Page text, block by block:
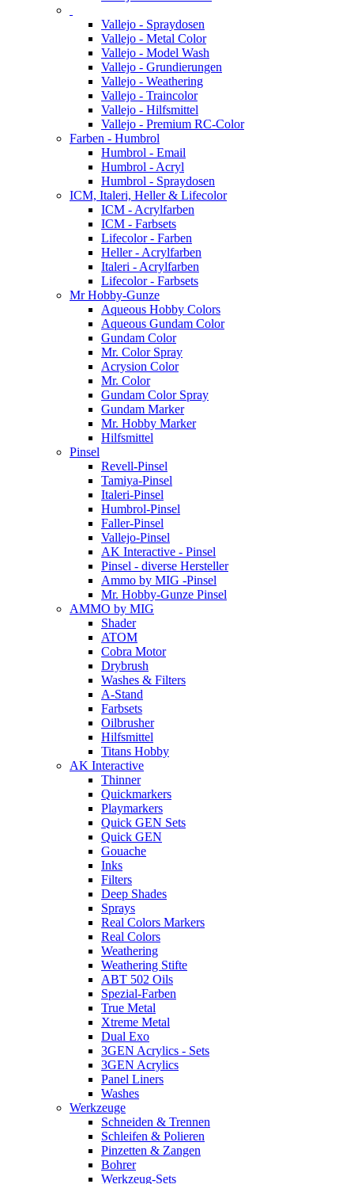
Vallejo - Spraydosen
Vallejo - Metal Color
Vallejo - Model Wash
Vallejo - Grundierungen
Vallejo - Weathering
Vallejo - Traincolor
Vallejo - Hilfsmittel
Vallejo - Premium RC-Color
Farben - Humbrol
Humbrol - Email
Humbrol - Acryl
Humbrol - Spraydosen
ICM, Italeri, Heller & Lifecolor
ICM - Acrylfarben
ICM - Farbsets
Lifecolor - Farben
Heller - Acrylfarben
Italeri - Acrylfarben
Lifecolor - Farbsets
Mr Hobby-Gunze
Aqueous Hobby Colors
Aqueous Gundam Color
Gundam Color
Mr. Color Spray
Acrysion Color
Mr. Color
Gundam Color Spray
Gundam Marker
Mr. Hobby Marker
Hilfsmittel
Pinsel
Revell-Pinsel
Tamiya-Pinsel
Italeri-Pinsel
Humbrol-Pinsel
Faller-Pinsel
Vallejo-Pinsel
AK Interactive - Pinsel
Pinsel - diverse Hersteller
Ammo by MIG -Pinsel
Mr. Hobby-Gunze Pinsel
AMMO by MIG
Shader
ATOM
Cobra Motor
Drybrush
Washes & Filters
A-Stand
Farbsets
Oilbrusher
Hilfsmittel
Titans Hobby
AK Interactive
Thinner
Quickmarkers
Playmarkers
Quick GEN Sets
Quick GEN
Gouache
Inks
Filters
Deep Shades
Sprays
Real Colors Markers
Real Colors
Weathering
Weathering Stifte
ABT 502 Oils
Spezial-Farben
True Metal
Xtreme Metal
Dual Exo
3GEN Acrylics - Sets
3GEN Acrylics
Panel Liners
Washes
Werkzeuge
Schneiden & Trennen
Schleifen & Polieren
Pinzetten & Zangen
Bohrer
Werkzeug-Sets